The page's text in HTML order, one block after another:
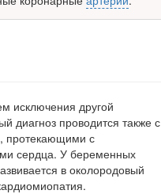
исключения другой
диагноз проводится также с
проте­кающими с
сердца. У беременных
в околородовый